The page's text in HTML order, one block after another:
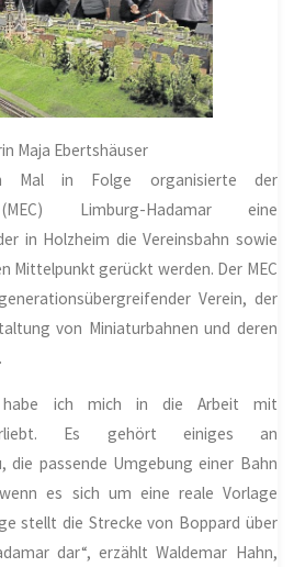
Maja Ebertshäuser
Mal in Folge organisierte der
(MEC) Limburg-Hadamar eine
in Holzheim die Vereinsbahn sowie
Mittelpunkt gerückt werden. Der MEC
Verein, der
von Miniaturbahnen und deren
habe ich mich in die Arbeit mit
Es gehört einiges an
die passende Umgebung einer Bahn
es sich um eine reale Vorlage
stellt die Strecke von Boppard über
dar“, erzählt Waldemar Hahn,